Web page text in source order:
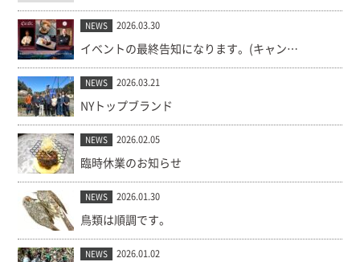
NEWS 2026.03.30
イベントの最終告知になります。(キャンセル出ました！)
NEWS 2026.03.21
NYトップブランド
NEWS 2026.02.05
臨時休業のお知らせ
NEWS 2026.01.30
鳥類は順調です。
NEWS 2026.01.02